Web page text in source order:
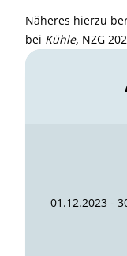
Näheres hierzu
bei Kühle, NZG
01.12.2023 -